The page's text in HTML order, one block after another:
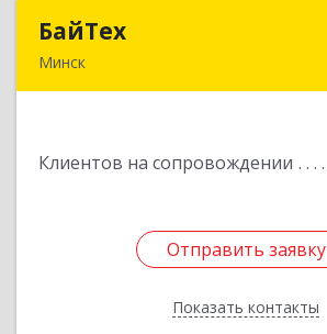
БайТех
Минск
Клиентов на сопровождении
Отправить заявку
Показать контакты
Отправить заявку
Назад